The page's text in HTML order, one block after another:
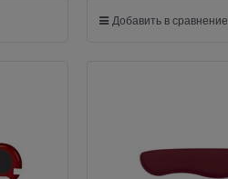
Добавить в сравнение